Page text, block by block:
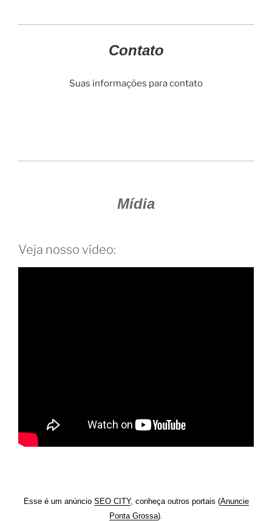
Contato
Suas informações para contato
Mídia
Veja nosso vídeo:
Esse é um anúncio SEO CITY, conheça outros portais (Anuncie
Ponta Grossa).